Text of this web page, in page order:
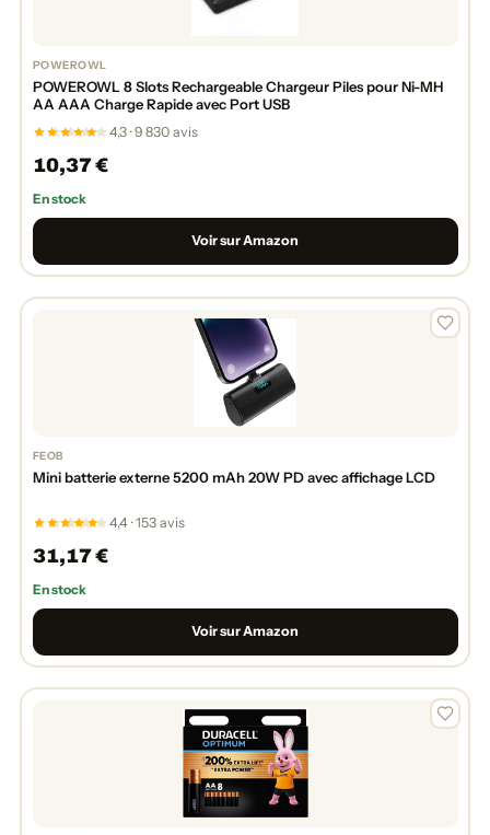
POWEROWL
POWEROWL 8 Slots Rechargeable Chargeur Piles pour Ni-MH
AA AAA Charge Rapide avec Port USB
4,3 · 9 830 avis
10,37 €
En stock
Voir sur Amazon
FEOB
Mini batterie externe 5200 mAh 20W PD avec affichage LCD
4,4 · 153 avis
31,17 €
En stock
Voir sur Amazon